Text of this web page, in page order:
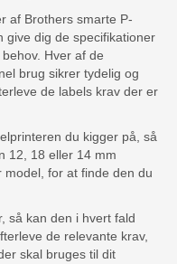
af Brothers smarte P-
give dig de specifikationer
Hver af de
brug sikrer tydelig og
de labels krav der er
du kigger på, så
12, 18 eller 14 mm
for at finde den du
så kan den i hvert fald
de relevante krav,
skal bruges til dit